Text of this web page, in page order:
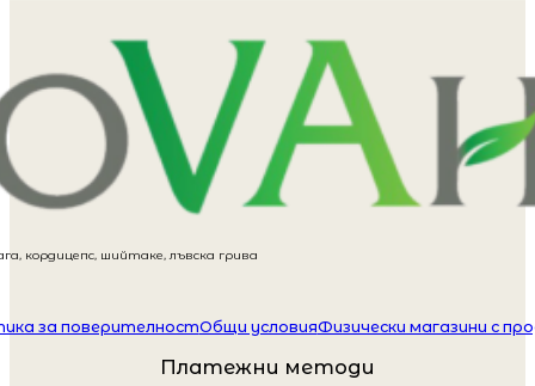
кордицепс, шийтаке, лъвска грива
за поверителностОбщи условияФизически магазини с
Платежни методи